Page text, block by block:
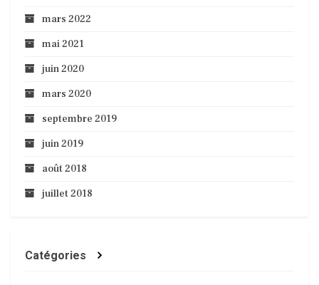
mars 2022
mai 2021
juin 2020
mars 2020
septembre 2019
juin 2019
août 2018
juillet 2018
Catégories